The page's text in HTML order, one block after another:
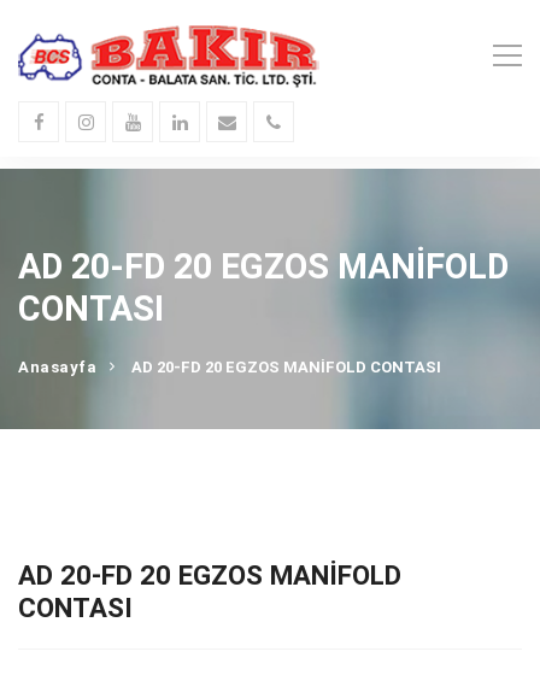
AD 20-FD 20 EGZOS MANİFOLD
CONTASI
Anasayfa AD 20-FD 20 EGZOS MANİFOLD CONTASI
AD 20-FD 20 EGZOS MANİFOLD
CONTASI